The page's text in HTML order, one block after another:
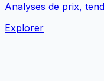
Analyses de prix,
Explorer